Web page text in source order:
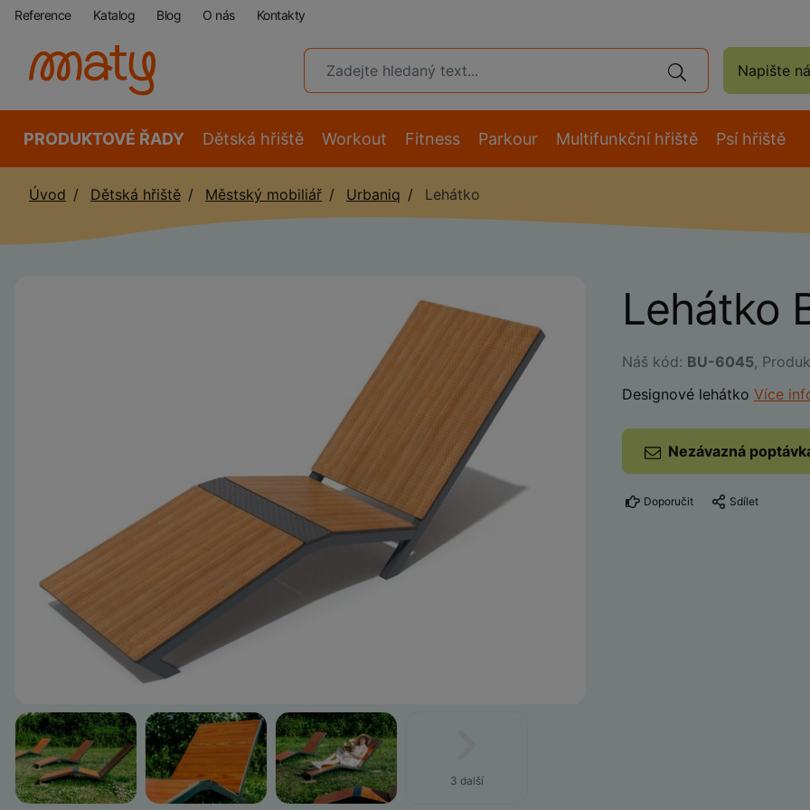
Reference Katalog Blog O nás Kontakty
Napište
PRODUKTOVÉ ŘADY Dětská hřiště Workout Fitness Parkour Multifunkční hřiště Psí hřiště
Úvod Dětská hřiště Městský mobiliář Urbaniq Lehátko
3 další
Lehátko
Náš kód: BU-6045,
Designové lehátko Více
Nezávazná
Doporučit Sdílet